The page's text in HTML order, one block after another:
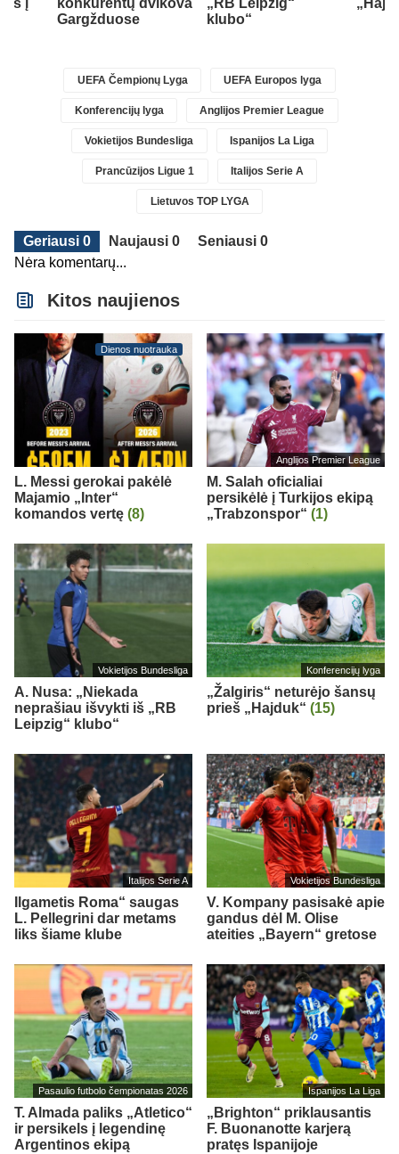
į
konkurentų dvikova
Gargžduose
„RB Leipzig“
klubo“
UEFA Čempionų Lyga UEFA Europos lyga
Konferencijų lyga Anglijos Premier League
Vokietijos Bundesliga Ispanijos La Liga
Prancūzijos Ligue 1 Italijos Serie A
Lietuvos TOP LYGA
Geriausi 0 Naujausi 0
Seniausi 0
Nėra komentarų...
Kitos naujienos
Dienos nuotrauka
L. Messi gerokai pakėlė
Majamio „Inter“
komandos vertę (8)
Anglijos Premier League
M. Salah oficialiai
persikėlė į Turkijos ekipą
„Trabzonspor“ (1)
Vokietijos Bundesliga
A. Nusa: „Niekada
neprašiau išvykti iš „RB
Leipzig“ klubo“
Konferencijų lyga
„Žalgiris“ neturėjo šansų
prieš „Hajduk“ (15)
Italijos Serie A
Ilgametis Roma“ saugas
L. Pellegrini dar metams
liks šiame klube
Vokietijos Bundesliga
V. Kompany pasisakė apie
gandus dėl M. Olise
ateities „Bayern“ gretose
Pasaulio futbolo čempionatas 2026
T. Almada paliks „Atletico“
ir persikels į legendinę
Argentinos ekipą
Ispanijos La Liga
„Brighton“ priklausantis
F. Buonanotte karjerą
pratęs Ispanijoje